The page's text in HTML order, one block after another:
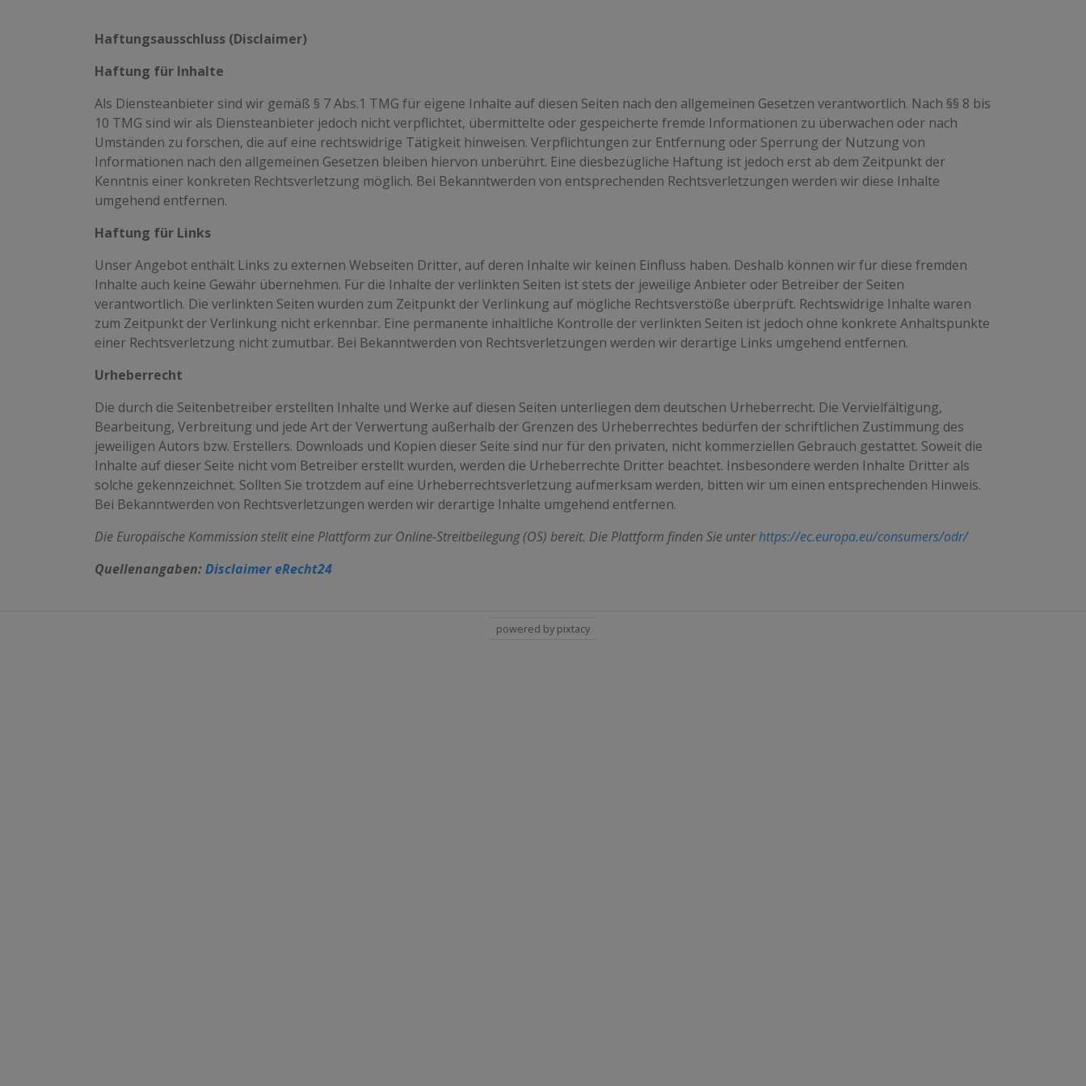
Haftungsausschluss (Disclaimer)
Haftung für Inhalte
Als Diensteanbieter sind wir gemäß § 7 Abs.1 TMG für eigene Inhalte auf diesen Seiten nach den allgemeinen Gesetzen verantwortlich. Nach §§ 8 bis
10 TMG sind wir als Diensteanbieter jedoch nicht verpflichtet, übermittelte oder gespeicherte fremde Informationen zu überwachen oder nach
Umständen zu forschen, die auf eine rechtswidrige Tätigkeit hinweisen. Verpflichtungen zur Entfernung oder Sperrung der Nutzung von
Informationen nach den allgemeinen Gesetzen bleiben hiervon unberührt. Eine diesbezügliche Haftung ist jedoch erst ab dem Zeitpunkt der
Kenntnis einer konkreten Rechtsverletzung möglich. Bei Bekanntwerden von entsprechenden Rechtsverletzungen werden wir diese Inhalte
umgehend entfernen.
Haftung für Links
Unser Angebot enthält Links zu externen Webseiten Dritter, auf deren Inhalte wir keinen Einfluss haben. Deshalb können wir für diese fremden
Inhalte auch keine Gewähr übernehmen. Für die Inhalte der verlinkten Seiten ist stets der jeweilige Anbieter oder Betreiber der Seiten
verantwortlich. Die verlinkten Seiten wurden zum Zeitpunkt der Verlinkung auf mögliche Rechtsverstöße überprüft. Rechtswidrige Inhalte waren
zum Zeitpunkt der Verlinkung nicht erkennbar. Eine permanente inhaltliche Kontrolle der verlinkten Seiten ist jedoch ohne konkrete Anhaltspunkte
einer Rechtsverletzung nicht zumutbar. Bei Bekanntwerden von Rechtsverletzungen werden wir derartige Links umgehend entfernen.
Urheberrecht
Die durch die Seitenbetreiber erstellten Inhalte und Werke auf diesen Seiten unterliegen dem deutschen Urheberrecht. Die Vervielfältigung,
Bearbeitung, Verbreitung und jede Art der Verwertung außerhalb der Grenzen des Urheberrechtes bedürfen der schriftlichen Zustimmung des
jeweiligen Autors bzw. Erstellers. Downloads und Kopien dieser Seite sind nur für den privaten, nicht kommerziellen Gebrauch gestattet. Soweit die
Inhalte auf dieser Seite nicht vom Betreiber erstellt wurden, werden die Urheberrechte Dritter beachtet. Insbesondere werden Inhalte Dritter als
solche gekennzeichnet. Sollten Sie trotzdem auf eine Urheberrechtsverletzung aufmerksam werden, bitten wir um einen entsprechenden Hinweis.
Bei Bekanntwerden von Rechtsverletzungen werden wir derartige Inhalte umgehend entfernen.
Die Europäische Kommission stellt eine Plattform zur Online-Streitbeilegung (OS) bereit. Die Plattform finden Sie unterhttps://ec.europa.eu/consumers/odr/
Quellenangaben: Disclaimer eRecht24
powered by pixtacy